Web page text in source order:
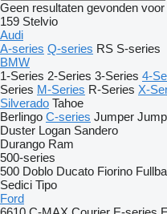
Geen resultaten gevonden
159 Stelvio
Audi
A-series Q-series RS S-series
BMW
1-Series 2-Series 3-Series 4-
Series M-Series R-Series X-
Silverado Tahoe
Berlingo C-series Jumper
Duster Logan Sandero
Durango Ram
500-series
500 Doblo Ducato Fiorino
Sedici Tipo
Ford